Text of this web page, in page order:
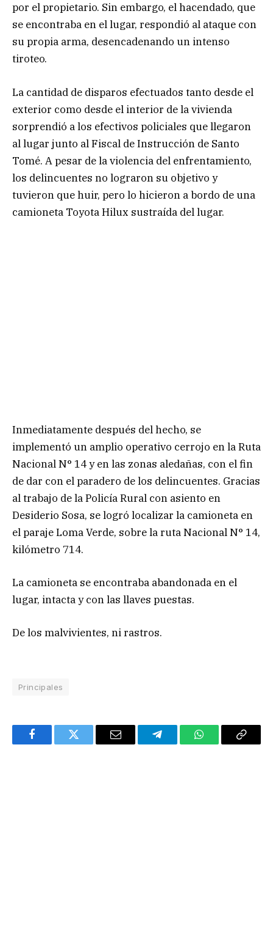
por el propietario. Sin embargo, el hacendado, que
se encontraba en el lugar, respondió al ataque con
su propia arma, desencadenando un intenso
tiroteo.
La cantidad de disparos efectuados tanto desde el
exterior como desde el interior de la vivienda
sorprendió a los efectivos policiales que llegaron
al lugar junto al Fiscal de Instrucción de Santo
Tomé. A pesar de la violencia del enfrentamiento,
los delincuentes no lograron su objetivo y
tuvieron que huir, pero lo hicieron a bordo de una
camioneta Toyota Hilux sustraída del lugar.
Inmediatamente después del hecho, se
implementó un amplio operativo cerrojo en la Ruta
Nacional N° 14 y en las zonas aledañas, con el fin
de dar con el paradero de los delincuentes. Gracias
al trabajo de la Policía Rural con asiento en
Desiderio Sosa, se logró localizar la camioneta en
el paraje Loma Verde, sobre la ruta Nacional N° 14,
kilómetro 714.
La camioneta se encontraba abandonada en el
lugar, intacta y con las llaves puestas.
De los malvivientes, ni rastros.
Principales
FacebookTwitter Email TelegramWhatsAppCopy